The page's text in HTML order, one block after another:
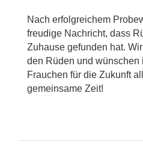
Nach erfolgreichem
freudige Nachricht, dass
Zuhause gefunden hat.
den Rüden und wünschen
Frauchen für die Zukunft
gemeinsame Zeit!